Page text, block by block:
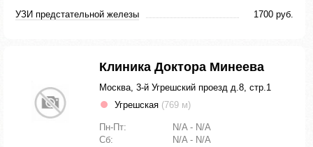
УЗИ предстательной железы 1700 руб.
Клиника Доктора Минеева
Москва, 3-й Угрешский проезд д.8, стр.1
Угрешская (769 м)
Пн-Пт:
N/A - N/A
Сб:
N/A - N/A